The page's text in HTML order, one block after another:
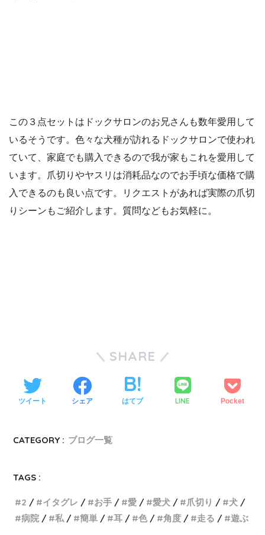
この３点セットはドックサロンのお兄さんも数年愛用して
いるそうです。色々な犬種が訪れるドックサロンで使われ
ていて、家庭でも購入できるので我が家もこれを愛用して
います。爪切りやヤスリは消耗品なのでお手頃な価格で購
入できるのも良い点です。リクエストがあれば実際の爪切
りシーンもご紹介します。質問などもお気軽に。
SHARE
ツイート シェア はてブ LINE Pocket
CATEGORY : ブログ一覧
TAGS :
2 イタグレ お手 愛 愛犬 爪切り
犬
病院
私 簡単 耳 色 角度 走る 遊ぶ